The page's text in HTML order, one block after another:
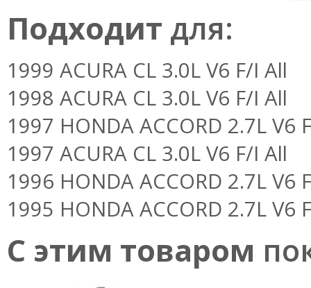
Подходит для:
1999 ACURA CL 3.0L V6 F/I All
1998 ACURA CL 3.0L V6 F/I All
1997 HONDA ACCORD 2.7L V6
1997 ACURA CL 3.0L V6 F/I All
1996 HONDA ACCORD 2.7L V6
1995 HONDA ACCORD 2.7L V6
С этим товаром